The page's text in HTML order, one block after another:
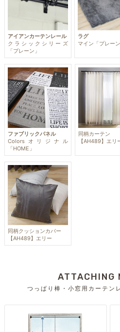
アイアンカーテンレール
クラシックシリーズ
「プレーン」
ラグ
マイン「プレーン
ファブリックパネル
Colorsオリジナル
「HOME」
同柄カーテン
【AH489】エリ
同柄クッションカバー
【AH489】エリー
ATTACHING
つっぱり棒・小窓用カーテン